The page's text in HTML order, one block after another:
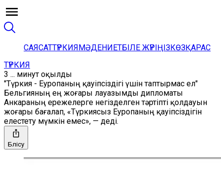
САЯСАТТҮРКИЯМӘДЕНИЕТБІЛЕ ЖҮРІҢІЗКӨЗҚАРАС
ТҮРКИЯ
3 ... минут оқылды
"Түркия - Еуропаның қауіпсіздігі үшін таптырмас ел"
Бельгияның ең жоғары лауазымды дипломаты
Анкараның ережелерге негізделген тәртіпті қолдауын
жоғары бағалап, «Түркиясыз Еуропаның қауіпсіздігін
елестету мүмкін емес», — деді.
Бөлісу